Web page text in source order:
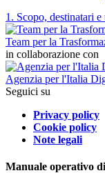
1. Scopo, destinatari
Team per la
in collaborazione con
Agenzia per l'Italia
Seguici su
Privacy policy
Cookie policy
Note legali
Manuale operativo